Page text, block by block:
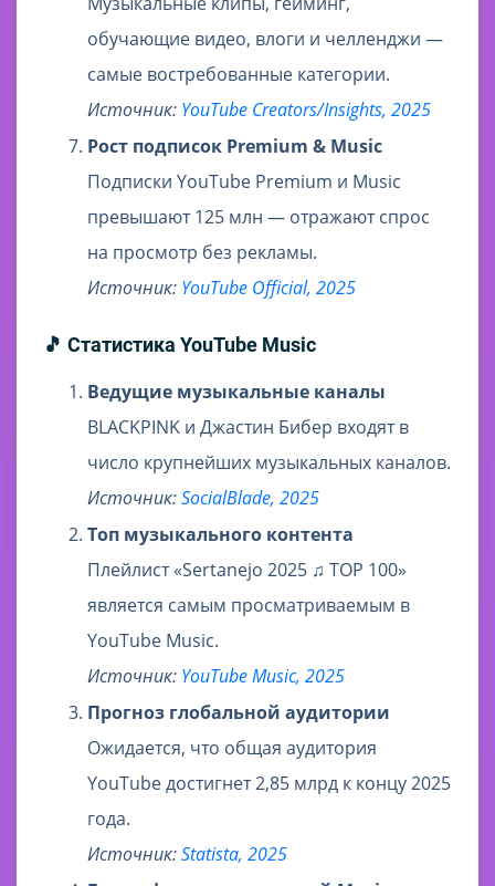
обучающие видео, влоги и челленджи —
самые востребованные категории.
Источник: YouTube Creators/Insights, 2025
Рост подписок Premium & Music
Подписки YouTube Premium и Music
превышают 125 млн — отражают спрос
на просмотр без рекламы.
Источник: YouTube Official, 2025
🎵 Статистика YouTube Music
Ведущие музыкальные каналы
BLACKPINK и Джастин Бибер входят в
число крупнейших музыкальных каналов.
Источник:SocialBlade, 2025
Топ музыкального контента
Плейлист «Sertanejo 2025 ♫ TOP 100»
является самым просматриваемым в
YouTube Music.
Источник: YouTube Music, 2025
Прогноз глобальной аудитории
Ожидается, что общая аудитория
YouTube достигнет 2,85 млрд к концу 2025
года.
Источник:Statista, 2025